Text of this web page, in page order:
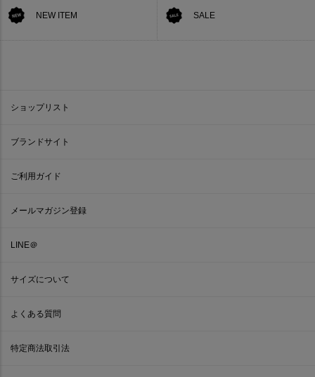
NEW ITEM SALE
ショップリスト
ブランドサイト
ご利用ガイド
メールマガジン登録
LINE＠
サイズについて
よくある質問
特定商法取引法